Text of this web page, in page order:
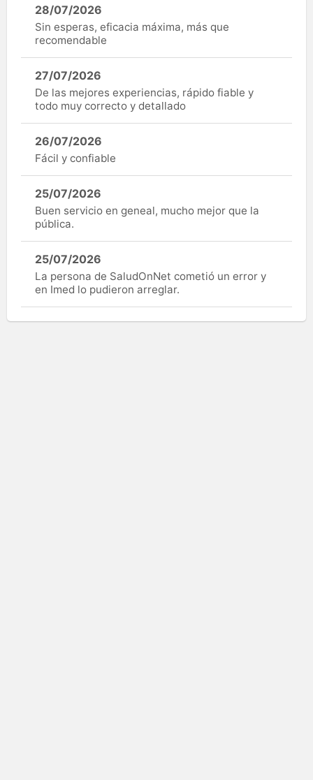
28/07/2026
Sin esperas, eficacia máxima, más que
recomendable
27/07/2026
De las mejores experiencias, rápido fiable y
todo muy correcto y detallado
26/07/2026
Fácil y confiable
25/07/2026
Buen servicio en geneal, mucho mejor que la
pública.
25/07/2026
La persona de SaludOnNet cometió un error y
en Imed lo pudieron arreglar.